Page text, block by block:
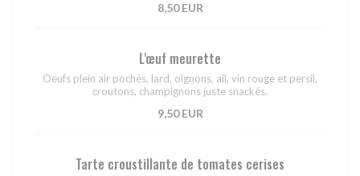
8,50 EUR
L'œuf meurette
Oeufs plein air pochés, lard, oignons, ail, vin rouge et persil,
croutons, champignons juste snackés.
9,50 EUR
Tarte croustillante de tomates cerises